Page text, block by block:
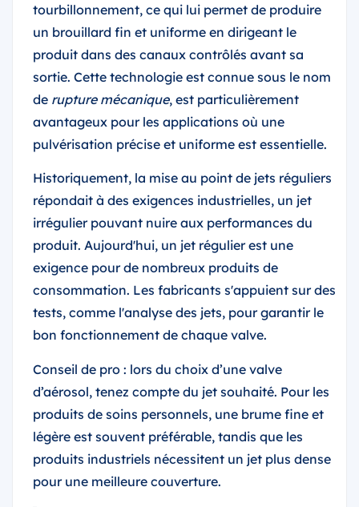
tourbillonnement, ce qui lui permet de produire
un brouillard fin et uniforme en dirigeant le
produit dans des canaux contrôlés avant sa
sortie. Cette technologie est connue sous le nom
de rupture mécanique, est particulièrement
avantageux pour les applications où une
pulvérisation précise et uniforme est essentielle.
Historiquement, la mise au point de jets réguliers
répondait à des exigences industrielles, un jet
irrégulier pouvant nuire aux performances du
produit. Aujourd'hui, un jet régulier est une
exigence pour de nombreux produits de
consommation. Les fabricants s'appuient sur des
tests, comme l'analyse des jets, pour garantir le
bon fonctionnement de chaque valve.
Conseil de pro : lors du choix d’une valve
d’aérosol, tenez compte du jet souhaité. Pour les
produits de soins personnels, une brume fine et
légère est souvent préférable, tandis que les
produits industriels nécessitent un jet plus dense
pour une meilleure couverture.